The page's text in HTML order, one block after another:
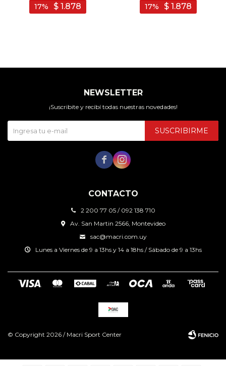
$ 1.878
17
$ 1.878
17
CONTACTO
2 200 77 05 / 092 138 710
Av. San Martin 2566, Montevideo
sac@macri.com.uy
Lunes a Viernes de 9 a 13hs y 14 a 18hs / Sábado de 9 a 13hs
NEWSLETTER
¡Suscribite y recibí todas nuestras novedades!
SUSCRIBIRME
 
© Copyright 2026 / Macri Sport Center